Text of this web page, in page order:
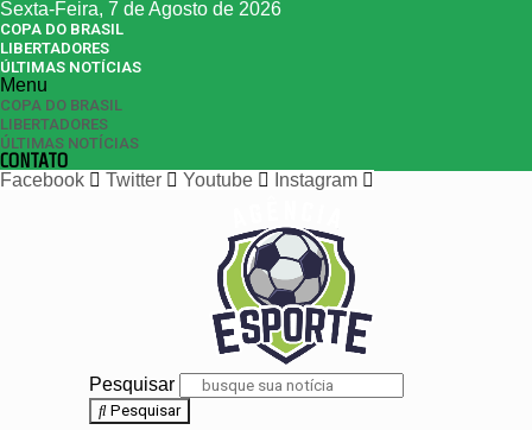
Sexta-Feira, 7 de Agosto de 2026
COPA DO BRASIL
LIBERTADORES
ÚLTIMAS NOTÍCIAS
Menu
COPA DO BRASIL
LIBERTADORES
ÚLTIMAS NOTÍCIAS
CONTATO
Facebook
Twitter Youtube Instagram
Pesquisar
Pesquisar